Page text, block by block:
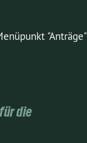
"Anträge"
die